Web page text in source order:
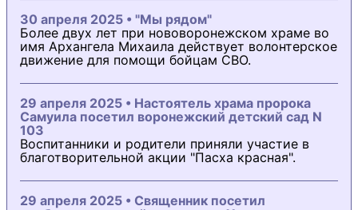
30 апреля 2025 • "Мы рядом"
Более двух лет при нововоронежском храме во
имя Архангела Михаила действует волонтерское
движение для помощи бойцам СВО.
29 апреля 2025 • Настоятель храма пророка
Самуила посетил воронежский детский сад N
103
Воспитанники и родители приняли участие в
благотворительной акции "Пасха красная".
29 апреля 2025 • Священник посетил